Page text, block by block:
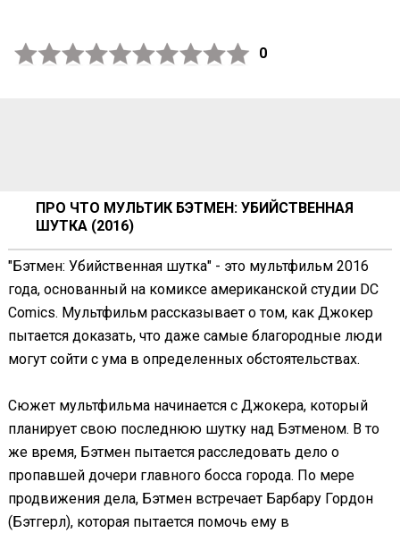
0
ПРО ЧТО МУЛЬТИК БЭТМЕН: УБИЙСТВЕННАЯ
ШУТКА (2016)
"Бэтмен: Убийственная шутка" - это мультфильм 2016
года, основанный на комиксе американской студии DC
Comics. Мультфильм рассказывает о том, как Джокер
пытается доказать, что даже самые благородные люди
могут сойти с ума в определенных обстоятельствах.
Сюжет мультфильма начинается с Джокера, который
планирует свою последнюю шутку над Бэтменом. В то
же время, Бэтмен пытается расследовать дело о
пропавшей дочери главного босса города. По мере
продвижения дела, Бэтмен встречает Барбару Гордон
(Бэтгерл), которая пытается помочь ему в